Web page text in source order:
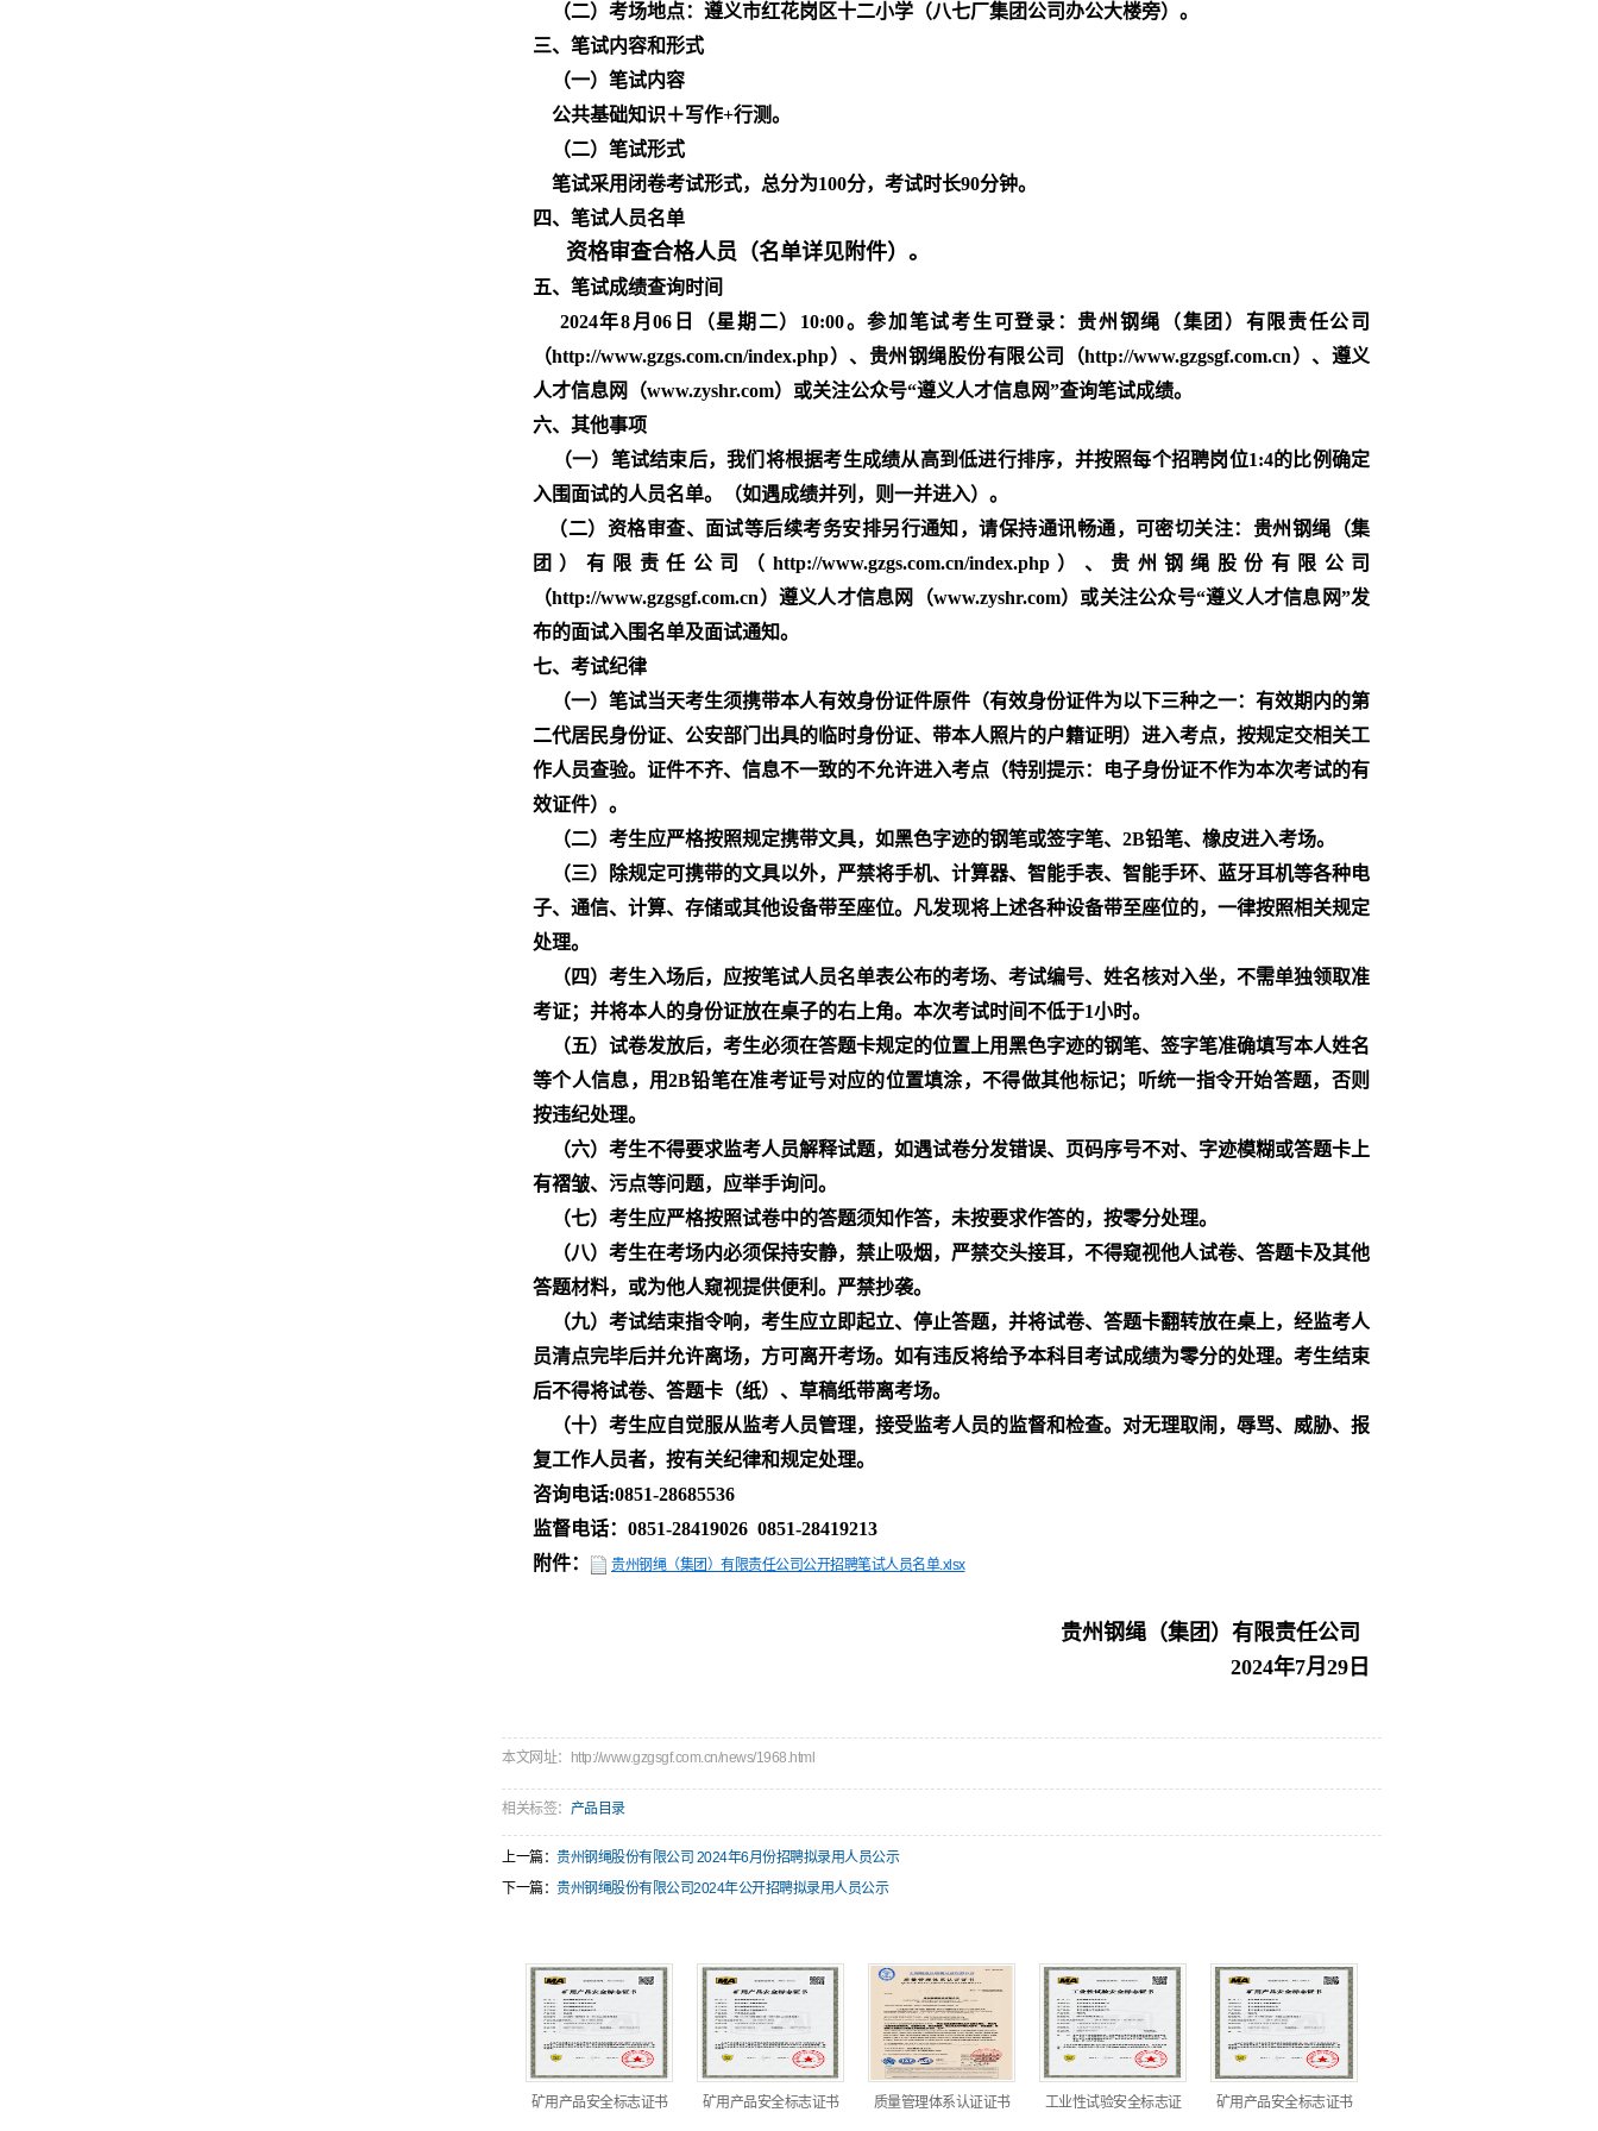
（二）考场地点：遵义市红花岗区十二小学（八七厂集团公司办公大楼旁）。
三、笔试内容和形式
（一）笔试内容
公共基础知识＋写作+行测。
（二）笔试形式
笔试采用闭卷考试形式，总分为100分，考试时长90分钟。
四、笔试人员名单
资格审查合格人员（名单详见附件）。
五、笔试成绩查询时间
2024年8月06日（星期二）10:00。参加笔试考生可登录：贵州钢绳（集团）有限责任公司
（http://www.gzgs.com.cn/index.php）、贵州钢绳股份有限公司（http://www.gzgsgf.com.cn）、遵义
人才信息网（www.zyshr.com）或关注公众号“遵义人才信息网”查询笔试成绩。
六、 其他事项
（一） 笔试结束后，我们将根据考生成绩从高到低进行排序，并按照每个招聘岗位1:4的比例确定
入围面试的人员名单。（如遇成绩并列，则一并进入）。
（二）资格审查、面试等后续考务安排另行通知，请保持通讯畅通，可密切关注：贵州钢绳（集
团）有限责任公司（http://www.gzgs.com.cn/index.php）、贵州钢绳股份有限公司
（http://www.gzgsgf.com.cn）遵义人才信息网（www.zyshr.com）或关注公众号“遵义人才信息网”发
布的面试入围名单及面试通知。
七、考试纪律
（一）笔试当天考生须携带本人有效身份证件原件（有效身份证件为以下三种之一：有效期内的第
二代居民身份证、公安部门出具的临时身份证、带本人照片的户籍证明）进入考点，按规定交相关工
作人员查验。证件不齐、信息不一致的不允许进入考点（特别提示：电子身份证不作为本次考试的有
效证件）。
（二）考生应严格按照规定携带文具，如黑色字迹的钢笔或签字笔、2B铅笔、橡皮进入考场。
（三）除规定可携带的文具以外，严禁将手机、计算器、智能手表、智能手环、蓝牙耳机等各种电
子、通信、计算、存储或其他设备带至座位。凡发现将上述各种设备带至座位的，一律按照相关规定
处理。
（四）考生入场后，应按笔试人员名单表公布的考场、考试编号、姓名核对入坐，不需单独领取准
考证；并将本人的身份证放在桌子的右上角。本次考试时间不低于1小时。
（五）试卷发放后，考生必须在答题卡规定的位置上用黑色字迹的钢笔、签字笔准确填写本人姓名
等个人信息，用2B铅笔在准考证号对应的位置填涂，不得做其他标记；听统一指令开始答题，否则
按违纪处理。
（六）考生不得要求监考人员解释试题，如遇试卷分发错误、页码序号不对、字迹模糊或答题卡上
有褶皱、污点等问题，应举手询问。
（七）考生应严格按照试卷中的答题须知作答，未按要求作答的，按零分处理。
（八）考生在考场内必须保持安静，禁止吸烟，严禁交头接耳，不得窥视他人试卷、答题卡及其他
答题材料，或为他人窥视提供便利。严禁抄袭。
（九）考试结束指令响，考生应立即起立、停止答题，并将试卷、答题卡翻转放在桌上，经监考人
员清点完毕后并允许离场，方可离开考场。如有违反将给予本科目考试成绩为零分的处理。考生结束
后不得将试卷、答题卡（纸）、草稿纸带离考场。
（十）考生应自觉服从监考人员管理，接受监考人员的监督和检查。对无理取闹，辱骂、威胁、报
复工作人员者，按有关纪律和规定处理。
咨询电话:0851-28685536
监督电话：0851-28419026 0851-28419213
附件：
贵州钢绳（集团）有限责任公司公开招聘笔试人员名单.xlsx
贵州钢绳（集团）有限责任公司
2024年7月29日
本文网址：http://www.gzgsgf.com.cn/news/1968.html
相关标签： 产品目录
上一篇： 贵州钢绳股份有限公司 2024年6月份招聘拟录用人员公示
下一篇： 贵州钢绳股份有限公司2024年公开招聘拟录用人员公示
矿用产品安全标志证书 矿用产品安全标志证书 质量管理体系认证证书 工业性试验安全标志证 矿用产品安全标志证书